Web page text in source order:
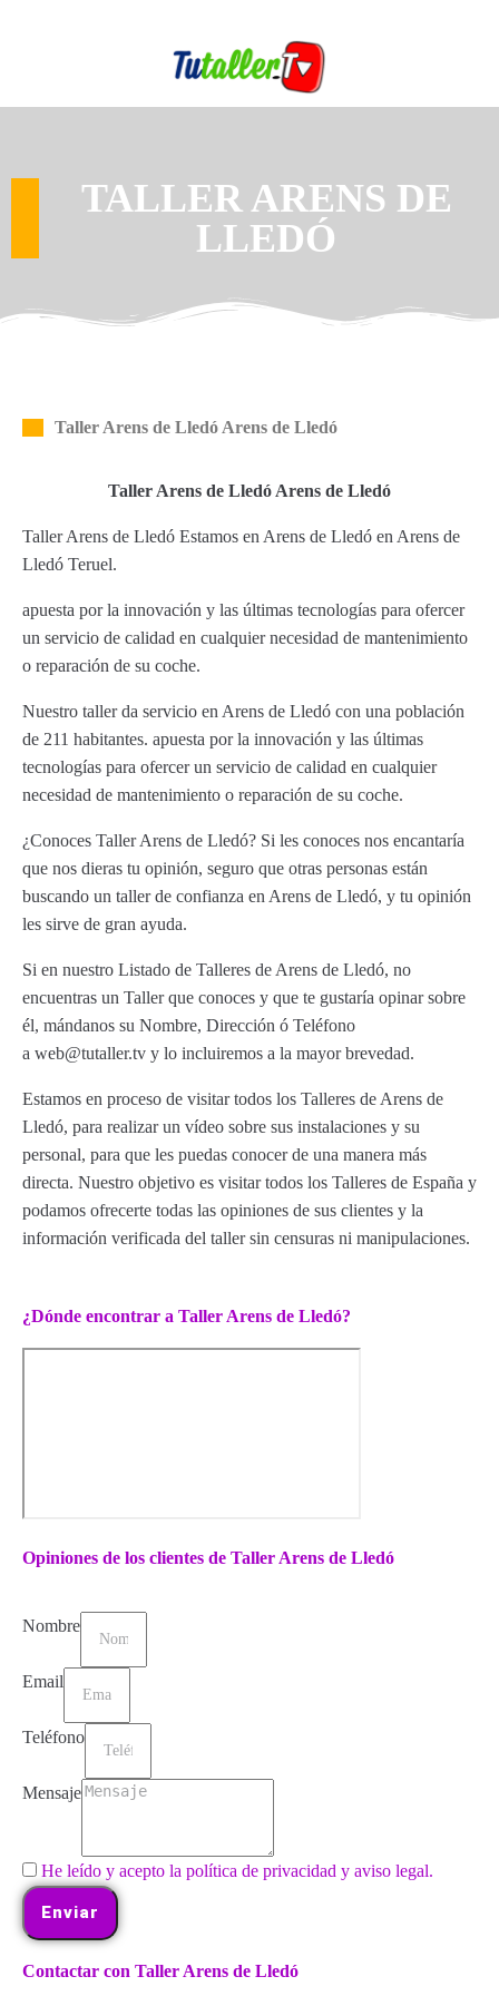
TALLER ARENS DE
LLEDÓ
Taller Arens de Lledó Arens de Lledó
Taller Arens de Lledó Arens de Lledó
Taller Arens de Lledó Estamos en Arens de Lledó en Arens de
Lledó Teruel.
apuesta por la innovación y las últimas tecnologías para ofercer
un servicio de calidad en cualquier necesidad de mantenimiento
o reparación de su coche.
Nuestro taller da servicio en Arens de Lledó con una población
de 211 habitantes. apuesta por la innovación y las últimas
tecnologías para ofercer un servicio de calidad en cualquier
necesidad de mantenimiento o reparación de su coche.
¿Conoces Taller Arens de Lledó? Si les conoces nos encantaría
que nos dieras tu opinión, seguro que otras personas están
buscando un taller de confianza en Arens de Lledó, y tu opinión
les sirve de gran ayuda.
Si en nuestro Listado de Talleres de Arens de Lledó, no
encuentras un Taller que conoces y que te gustaría opinar sobre
él, mándanos su Nombre, Dirección ó Teléfono
a web@tutaller.tv y lo incluiremos a la mayor brevedad.
Estamos en proceso de visitar todos los Talleres de Arens de
Lledó, para realizar un vídeo sobre sus instalaciones y su
personal, para que les puedas conocer de una manera más
directa. Nuestro objetivo es visitar todos los Talleres de España y
podamos ofrecerte todas las opiniones de sus clientes y la
información verificada del taller sin censuras ni manipulaciones.
¿Dónde encontrar a Taller Arens de Lledó?
Opiniones de los clientes de Taller Arens de Lledó
Nombre
Email
Teléfono
Mensaje
He leído y acepto la política de privacidad y aviso legal.
Enviar
Contactar con Taller Arens de Lledó